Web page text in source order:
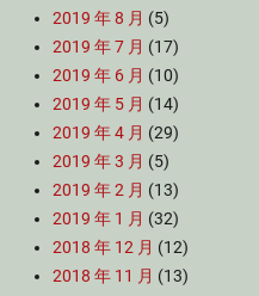
2019 年 8 月 (5)
2019 年 7 月 (17)
2019 年 6 月 (10)
2019 年 5 月 (14)
2019 年 4 月 (29)
2019 年 3 月 (5)
2019 年 2 月 (13)
2019 年 1 月 (32)
2018 年 12 月 (12)
2018 年 11 月 (13)